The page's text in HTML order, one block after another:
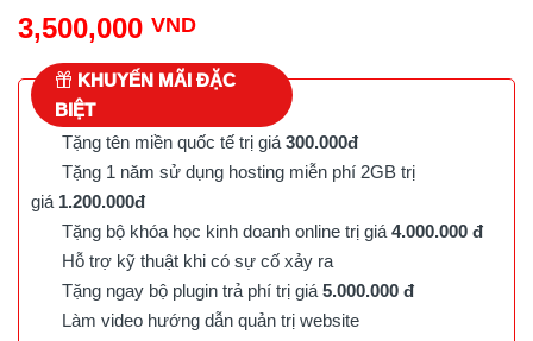
3,500,000 VND
KHUYẾN MÃI ĐẶC
BIỆT
Tặng tên miền quốc tế trị giá 300.000đ
Tặng 1 năm sử dụng hosting miễn phí 2GB trị
giá 1.200.000đ
Tặng bộ khóa học kinh doanh online trị giá 4.000.000 đ
Hỗ trợ kỹ thuật khi có sự cố xảy ra
Tặng ngay bộ plugin trả phí trị giá 5.000.000 đ
Làm video hướng dẫn quản trị website